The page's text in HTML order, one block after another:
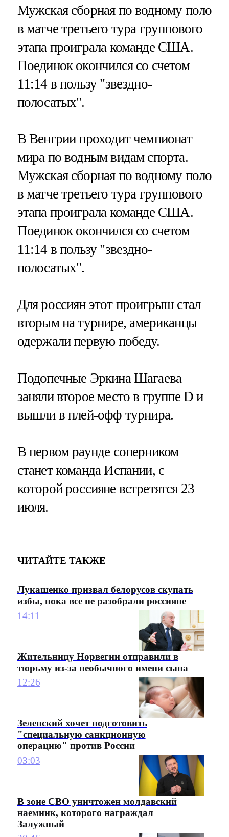
Мужская сборная по водному поло
в матче третьего тура группового
этапа проиграла команде США.
Поединок окончился со счетом
11:14 в пользу "звездно-
полосатых".
В Венгрии проходит чемпионат
мира по водным видам спорта.
Мужская сборная по водному поло
в матче третьего тура группового
этапа проиграла команде США.
Поединок окончился со счетом
11:14 в пользу "звездно-
полосатых".
Для россиян этот проигрыш стал
вторым на турнире, американцы
одержали первую победу.
Подопечные Эркина Шагаева
заняли второе место в группе D и
вышли в плей-офф турнира.
В первом раунде соперником
станет команда Испании, с
которой россияне встретятся 23
июля.
ЧИТАЙТЕ ТАКЖЕ
Лукашенко призвал белорусов скупать
избы, пока все не разобрали россияне
14:11
Жительницу Норвегии отправили в
тюрьму из-за необычного имени сына
12:26
Зеленский хочет подготовить
"специальную санкционную
операцию" против России
03:03
В зоне СВО уничтожен молдавский
наемник, которого награждал
Залужный